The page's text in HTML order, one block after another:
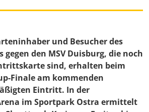
und Besucher des
gegen den MSV Duisburg, die noch
sind, erhalten beim
Finale am kommenden
Eintritt. In der
im Sportpark Ostra ermittelt